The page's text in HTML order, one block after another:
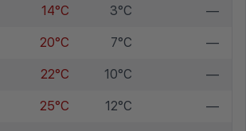
14°C 3°C —
20°C 7°C —
22°C 10°C —
25°C 12°C —